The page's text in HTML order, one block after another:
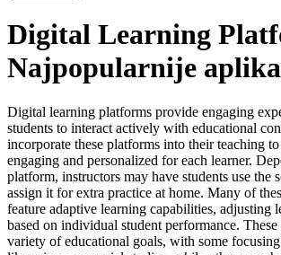
Digital Learning
Najpopularnije
Digital learning platforms provide engaging
students to interact actively with educational
incorporate these platforms into their teaching
engaging and personalized for each learner.
platform, instructors may have students use the
assign it for extra practice at home. Many of
feature adaptive learning capabilities, adjusting
based on individual student performance.
variety of educational goals, with some